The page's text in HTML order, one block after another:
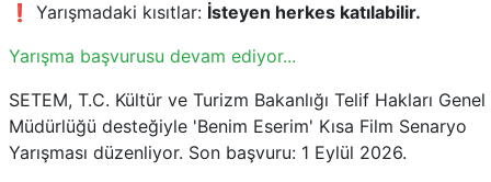
❗ Yarışmadaki kısıtlar: İsteyen herkes katılabilir.
Yarışma başvurusu devam ediyor...
SETEM, T.C. Kültür ve Turizm Bakanlığı Telif Hakları Genel
Müdürlüğü desteğiyle 'Benim Eserim' Kısa Film Senaryo
Yarışması düzenliyor. Son başvuru: 1 Eylül 2026.